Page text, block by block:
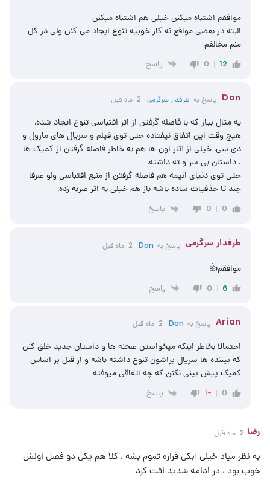
موافقم اشتباه میکنن خیلی هم اشتباه میکنن
البته در بعضی مواقع نه کار خوبیه تنوع ایجاد می کنن ولی در کل
منم مخالفم
12
0 پاسخ
Dan پاسخ به طرفدار سرگرمی 2 ماه قبل
یه مثال بیار که با فاصله گرفتن از اثر اقتباسی تنوع ایجاد شده.
هیچ وقت این اتفاق نیفتاده حتی توی فیلم و سریال های مارول و
دی سی. خیلی از آثار اون ها هم به خاطر فاصله گرفتن از کمیک ها
، داستان بی سر و ته داشته.
حتی توی دنیای انیمه هم فاصله گرفتن از منبع اقتباسی ولو صرفا
چند تا حذفیات ساده باشه باز هم خیلی به اثر ضربه زده.
0
0 پاسخ
طرفدار سرگرمی پاسخ به Dan 2 ماه قبل
موافقم👍
6
0 پاسخ
Arian پاسخ به Dan 2 ماه قبل
احتمالا بخاطر اینکه میخواستن صحنه ها و داستان جدید خلق کنن
که بیننده ها سریال براشون تنوع داشته باشه و از قبل بر اساس
کمیک پیش بینی نکنن که چه اتفاقی میوفته
0
-1 پاسخ
رضا 2 ماه قبل
به نظر میاد خیلی آبکی قراره تموم بشه ، کلا هم یکی دو فصل اولش
خوب بود ، در ادامه شدید افت کرد